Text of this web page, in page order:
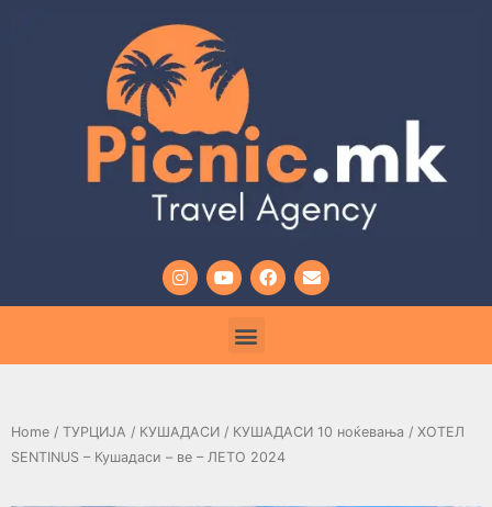
Home / ТУРЦИЈА / КУШАДАСИ / КУШАДАСИ 10 ноќевања / ХОТЕЛ
SENTINUS – Кушадаси – ве – ЛЕТО 2024